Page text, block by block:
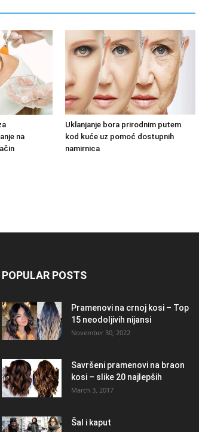
na
Uklanjanje bora prirodnim putem
kod kuće uz pomoć dostupnih
namirnica
POPULAR POSTS
Pramenovi na crnoj kosi – Top
15 neodoljivih nijansi
November 30, 2022
Savršeni pramenovi na braon
kosi – slike 20 najlepših
March 3, 2017
Šal i kaput